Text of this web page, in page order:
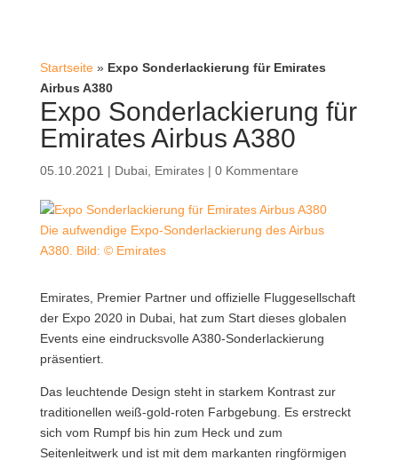
Startseite» Expo Sonderlackierung für Emirates
Airbus A380
Expo Sonderlackierung für
Emirates Airbus A380
05.10.2021 | Dubai, Emirates| 0 Kommentare
Die aufwendige Expo-Sonderlackierung des Airbus
A380. Bild: © Emirates
Emirates, Premier Partner und offizielle Fluggesellschaft
der Expo 2020 in Dubai, hat zum Start dieses globalen
Events eine eindrucksvolle A380-Sonderlackierung
präsentiert.
Das leuchtende Design steht in starkem Kontrast zur
traditionellen weiß-gold-roten Farbgebung. Es erstreckt
sich vom Rumpf bis hin zum Heck und zum
Seitenleitwerk und ist mit dem markanten ringförmigen